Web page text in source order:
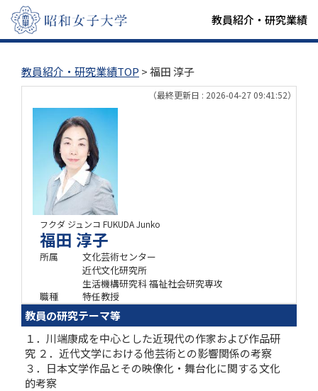
教員紹介・研究業績
教員紹介・研究業績TOP > 福田 淳子
（最終更新日 : 2026-04-27 09:41:52）
フクダ ジュンコ FUKUDA Junko
福田 淳子
所属
文化芸術センター
近代文化研究所
生活機構研究科 福祉社会研究専攻
職種
特任教授
教員の研究テーマ等
１．川端康成を中心とした近現代の作家および作品研
究 ２．近代文学における他芸術との影響関係の考察
３．日本文学作品とその映像化・舞台化に関する文化
的考察